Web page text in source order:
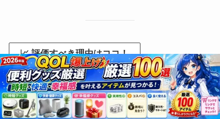
📈 評価すべき理由はココ！
✅少額投資家や初心者にも優しい価格帯